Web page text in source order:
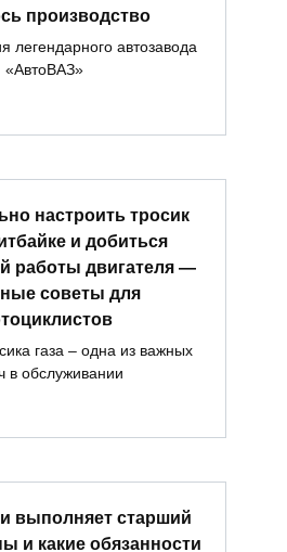
производство
легендарного автозавода
«АвтоВАЗ»
настроить тросик
и добиться
работы двигателя —
советы для
газа – одна из важных
в обслуживании
выполняет старший
и какие обязанности